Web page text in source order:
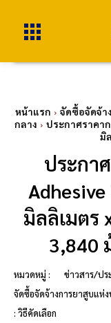
หน้าแรก จัดซื้อจัดจ้า
กลาง
ประกาศราคา
มิ
ประกา
มิลลิเมตร
3,840
หมวดหมู่ :
ข่าวสาร/ปร
จัดซื้อจัดจ้างการยาสูบแห่
: วิธีคัดเลือก